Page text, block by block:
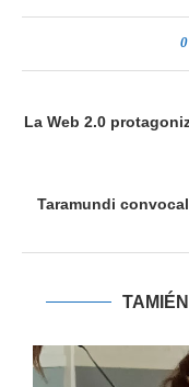
0
La Web 2.0
Taramundi